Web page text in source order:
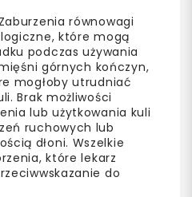
Zaburzenia równowagi
które mogą
podczas używania
górnych kończyn,
mogłoby utrudniać
Brak możliwości
lub użytkowania kuli
ruchowych lub
dłoni. Wszelkie
które lekarz
do